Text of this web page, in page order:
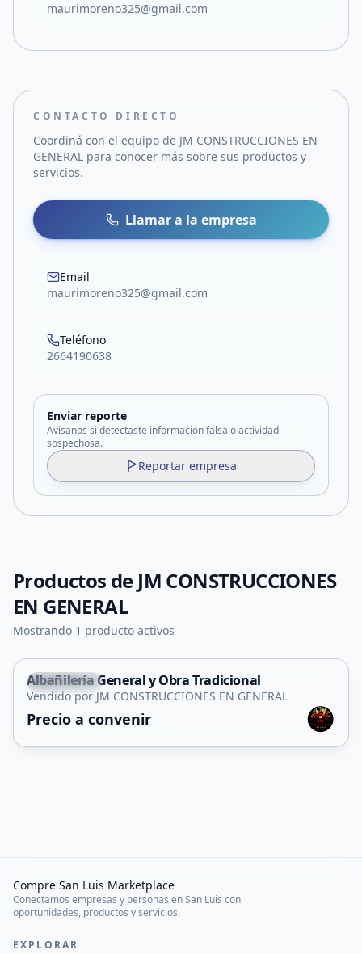
maurimoreno325@gmail.com
CONTACTO DIRECTO
Coordiná con el equipo de JM CONSTRUCCIONES EN
GENERAL para conocer más sobre sus productos y
servicios.
Llamar a la empresa
Email
maurimoreno325@gmail.com
Teléfono
2664190638
Enviar reporte
Avisanos si detectaste información falsa o actividad
sospechosa.
Reportar empresa
Productos de JM CONSTRUCCIONES
EN GENERAL
Mostrando 1 producto activos
Concarán
Servicio
Albañilería General y Obra Tradicional
Vendido por JM CONSTRUCCIONES EN GENERAL
Precio a convenir
Compre San Luis Marketplace
Conectamos empresas y personas en San Luis con
oportunidades, productos y servicios.
EXPLORAR